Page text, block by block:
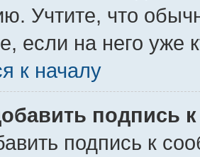
Учтите, что
если на него уже
к началу
подпись
подпись к